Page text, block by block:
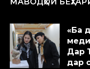
«Ба
Дар
дар